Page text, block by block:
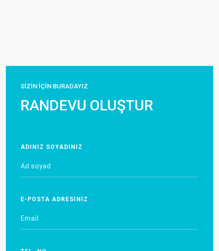
SİZİN İÇİN BURADAYIZ
RANDEVU OLUŞTUR
ADINIZ SOYADINIZ
E-POSTA ADRESİNİZ